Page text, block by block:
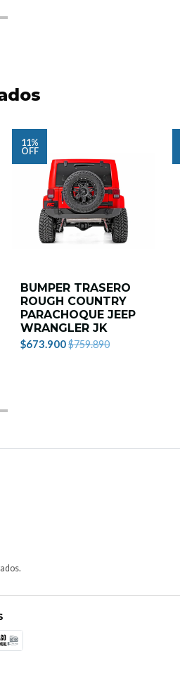
11%
OFF
BUMPER TRASERO
ROUGH COUNTRY
PARACHOQUE JEEP
WRANGLER JK
$673.900$759.890